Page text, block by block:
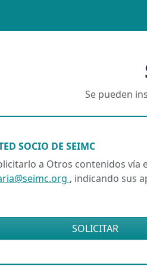
Se pueden
SOCIO DE SEIMC
a Otros contenidos vía
, indicando sus
SOLICITAR